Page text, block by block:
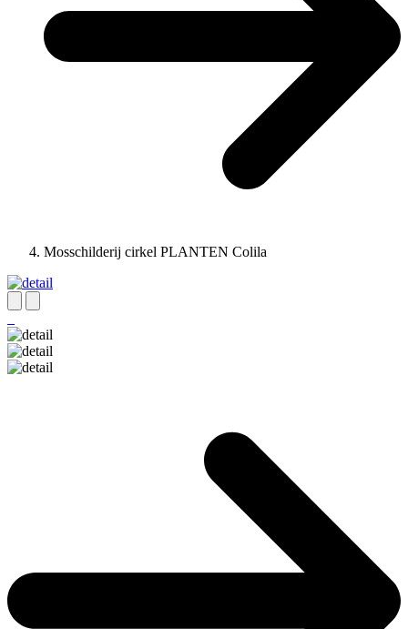
Mosschilderij cirkel PLANTEN Colila